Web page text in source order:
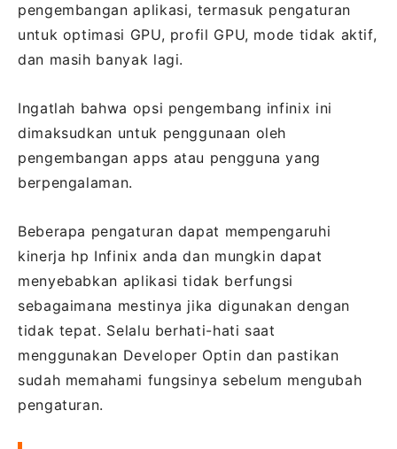
pengembangan aplikasi, termasuk pengaturan
untuk optimasi GPU, profil GPU, mode tidak aktif,
dan masih banyak lagi.
Ingatlah bahwa opsi pengembang infinix ini
dimaksudkan untuk penggunaan oleh
pengembangan apps atau pengguna yang
berpengalaman.
Beberapa pengaturan dapat mempengaruhi
kinerja hp Infinix anda dan mungkin dapat
menyebabkan aplikasi tidak berfungsi
sebagaimana mestinya jika digunakan dengan
tidak tepat. Selalu berhati-hati saat
menggunakan Developer Optin dan pastikan
sudah memahami fungsinya sebelum mengubah
pengaturan.